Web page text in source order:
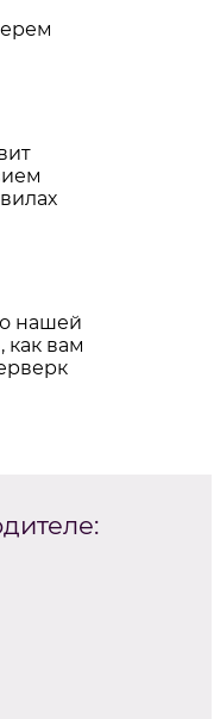
нашей
как вам